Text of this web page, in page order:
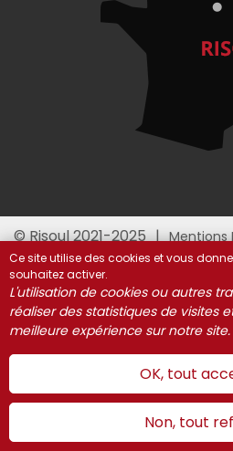
© Risoul 2021-2025 Mentions
Gestion des
Ce site utilise des cookies et vous
souhaitez activer.
L'utilisation de cookies ou autres
réaliser des statistiques de visites
meilleure expérience sur notre site.
OK, tout
Non, tout